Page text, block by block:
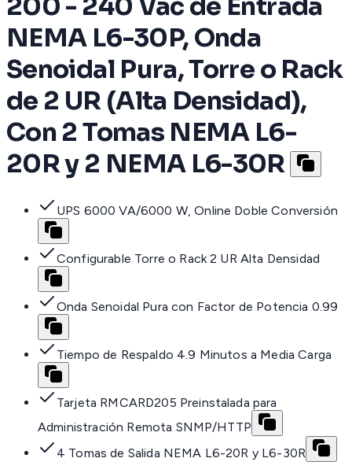
NEMA L6-30P, Onda
Senoidal Pura, Torre o Rack
de 2 UR (Alta Densidad),
Con 2 Tomas NEMA L6-
20R y 2 NEMA L6-30R
UPS 6000 VA/6000 W, Online Doble Conversión
Configurable Torre o Rack 2 UR Alta Densidad
Onda Senoidal Pura con Factor de Potencia 0.99
Tiempo de Respaldo 4.9 Minutos a Media Carga
Tarjeta RMCARD205 Preinstalada para
Administración Remota SNMP/HTTP
4 Tomas de Salida NEMA L6-20R y L6-30R